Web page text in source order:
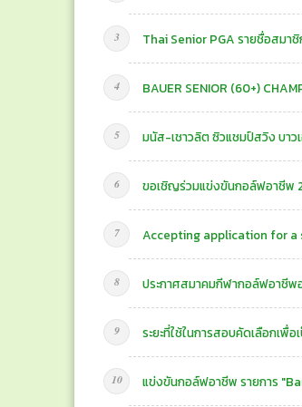
Thai Senior PGA รายชื่อสมา
BAUER SENIOR (60+)
มนัส-เชาวลิต ซิวแชมป์สวิง บาว
ขอเชิญร่วมแข่งขันกอล์ฟอาชีพ
Accepting application for
ประกาศสมาคมกีฬากอล์ฟอาชีพ
ระยะที่ใช้ในการสอบคัดเลือกเ
แข่งขันกอล์ฟอาชีพ รายการ